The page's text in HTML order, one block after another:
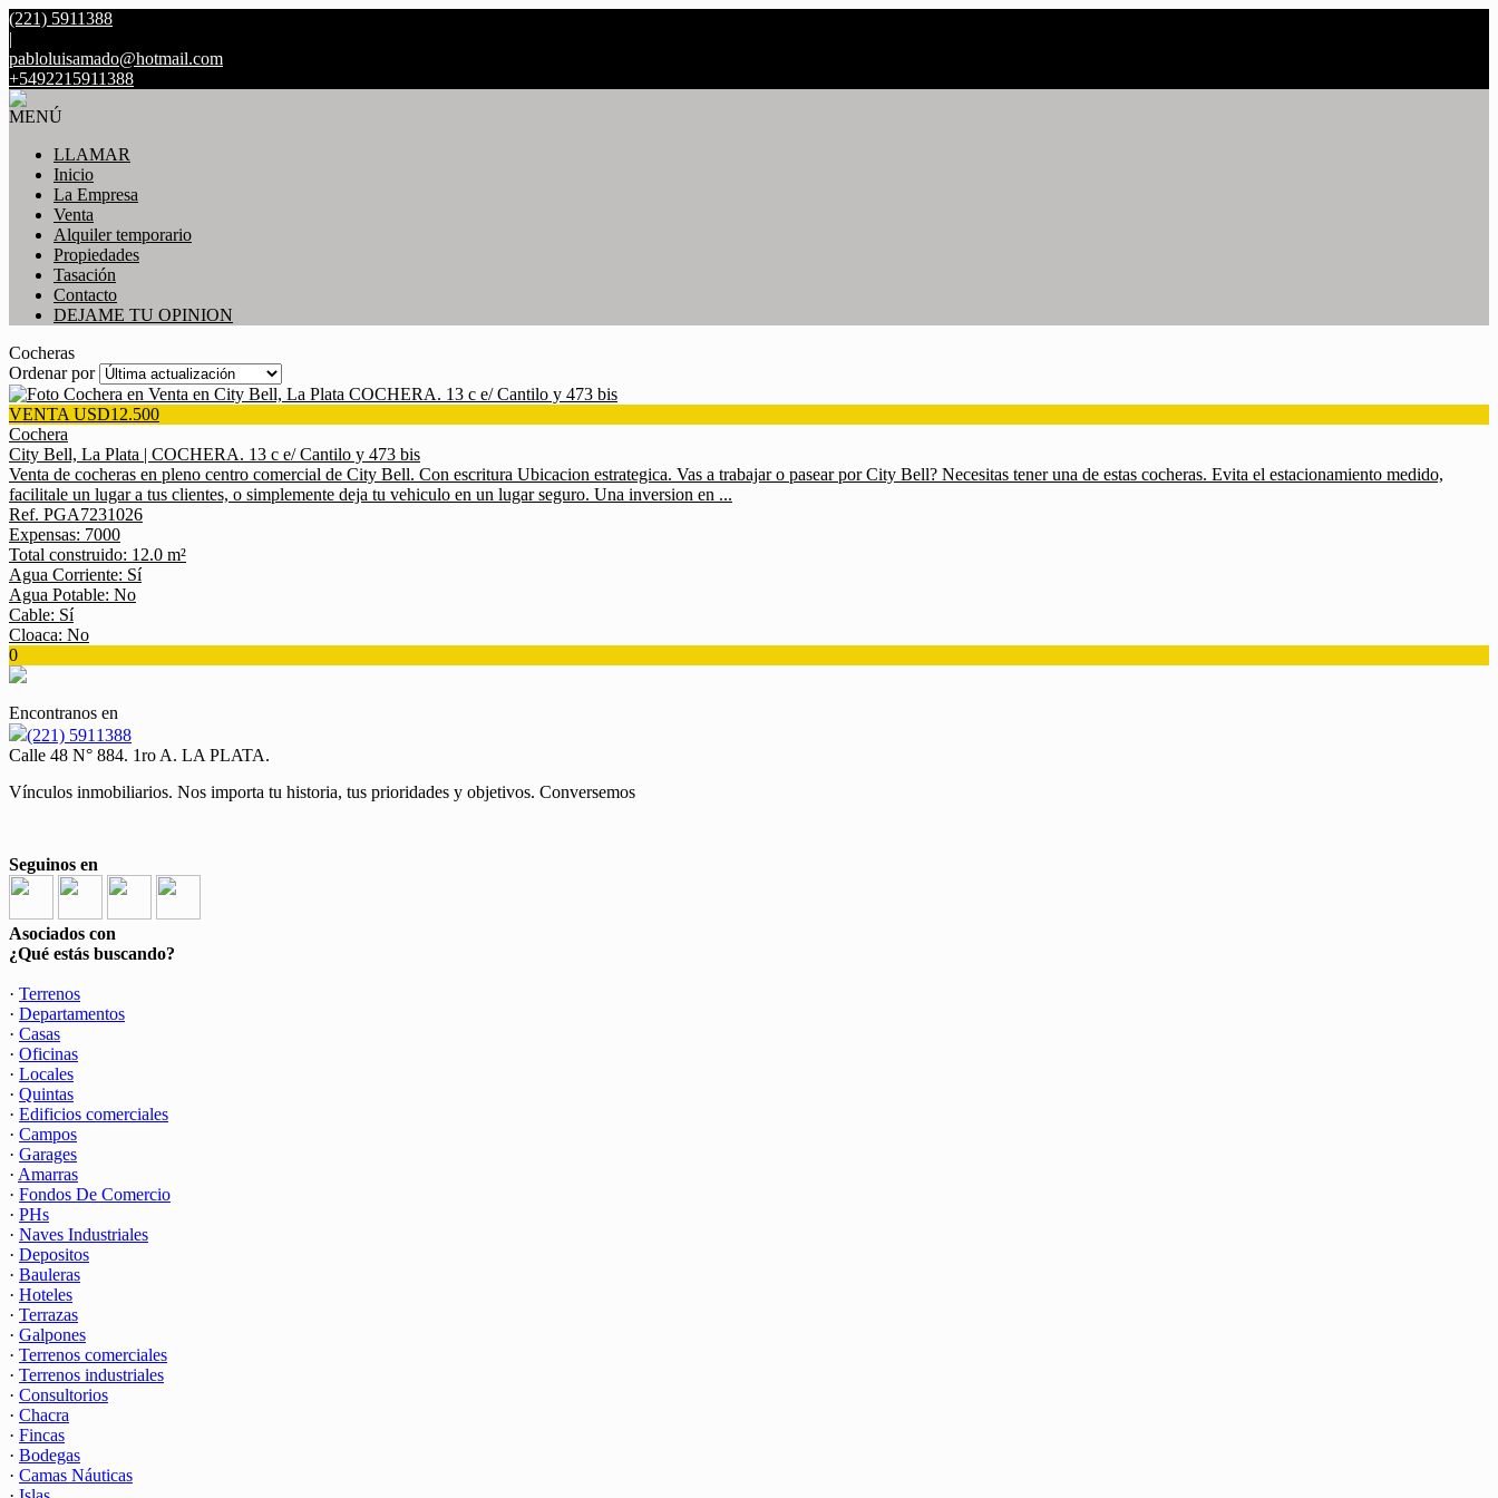
(221) 5911388
|
pabloluisamado@hotmail.com
+5492215911388
MENÚ
LLAMAR
Inicio
La Empresa
Venta
Alquiler temporario
Propiedades
Tasación
Contacto
DEJAME TU OPINION
Cocheras
Ordenar por
VENTA USD12.500
Cochera
City Bell, La Plata | COCHERA. 13 c e/ Cantilo y 473 bis
Venta de cocheras en pleno centro comercial de City Bell. Con escritura Ubicacion estrategica. Vas a trabajar o pasear por City Bell? Necesitas tener una de estas cocheras. Evita el estacionamiento medido,
facilitale un lugar a tus clientes, o simplemente deja tu vehiculo en un lugar seguro. Una inversion en ...
Ref. PGA7231026
Expensas: 7000
Total construido: 12.0 m²
Agua Corriente: Sí
Agua Potable: No
Cable: Sí
Cloaca: No
0
Encontranos en
(221) 5911388
Calle 48 N° 884. 1ro A. LA PLATA.
Vínculos inmobiliarios. Nos importa tu historia, tus prioridades y objetivos. Conversemos
Seguinos en
Asociados con
¿Qué estás buscando?
· Terrenos
· Departamentos
· Casas
· Oficinas
· Locales
· Quintas
· Edificios comerciales
· Campos
· Garages
· Amarras
· Fondos De Comercio
· PHs
· Naves Industriales
· Depositos
· Bauleras
· Hoteles
· Terrazas
· Galpones
· Terrenos comerciales
· Terrenos industriales
· Consultorios
· Chacra
· Fincas
· Bodegas
· Camas Náuticas